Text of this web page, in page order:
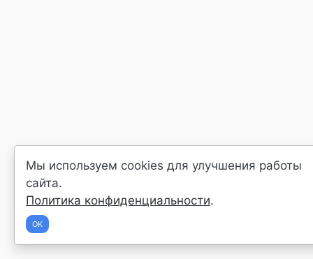
Мы используем cookies для улучшения работы
сайта.
Политика конфиденциальности.
OK